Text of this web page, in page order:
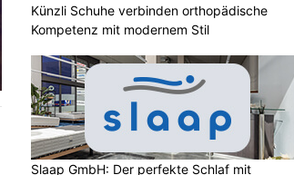
Künzli Schuhe verbinden orthopädische
Kompetenz mit modernem Stil
Slaap GmbH: Der perfekte Schlaf mit